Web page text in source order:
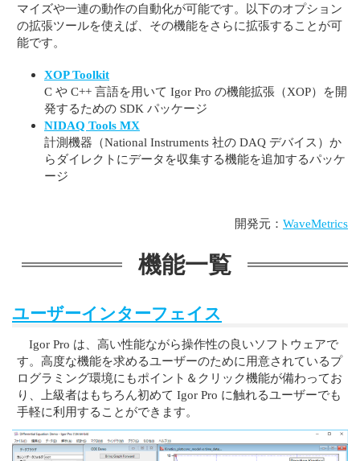
マイズや一連の動作の自動化が可能です。以下のオプション
の拡張ツールを使えば、その機能をさらに拡張することが可
能です。
XOP Toolkit
C や C++ 言語を用いて Igor Pro の機能拡張（XOP）を開
発するための SDK パッケージ
NIDAQ Tools MX
計測機器（National Instruments 社の DAQ デバイス）か
らダイレクトにデータを収集する機能を追加するパッケ
ージ
開発元： WaveMetrics
機能一覧
ユーザーインターフェイス
Igor Pro は、高い性能ながら操作性の良いソフトウェアで
す。高度な機能を求めるユーザーのために用意されているプ
ログラミング環境にもポイント＆クリック機能が備わってお
り、上級者はもちろん初めて Igor Pro に触れるユーザーでも
手軽に利用することができます。